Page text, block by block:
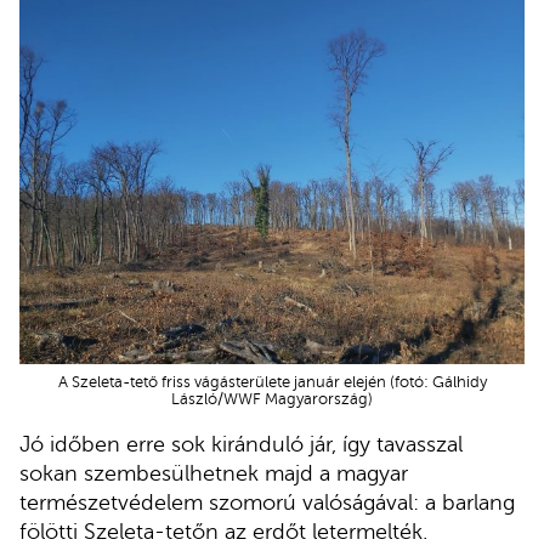
A Szeleta-tető friss vágásterülete január elején (fotó: Gálhidy
László/WWF Magyarország)
Jó időben erre sok kiránduló jár, így tavasszal
sokan szembesülhetnek majd a magyar
természetvédelem szomorú valóságával: a barlang
fölötti Szeleta-tetőn az erdőt letermelték.